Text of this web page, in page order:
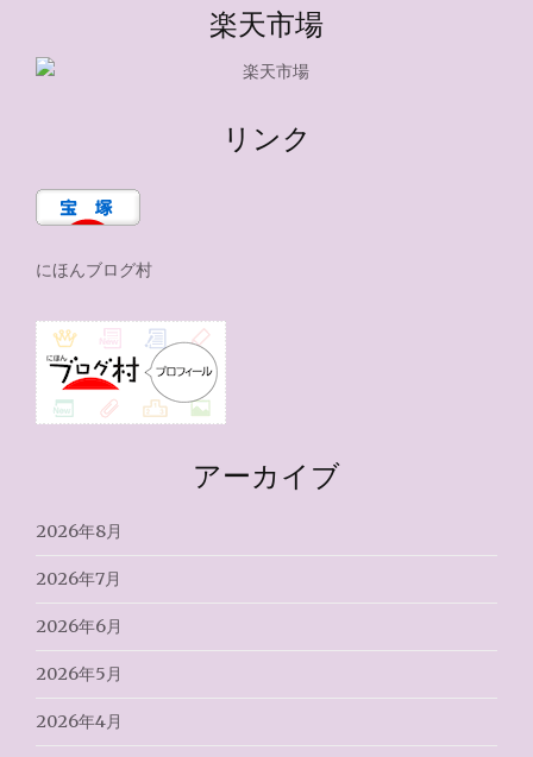
楽天市場
リンク
にほんブログ村
アーカイブ
2026年8月
2026年7月
2026年6月
2026年5月
2026年4月